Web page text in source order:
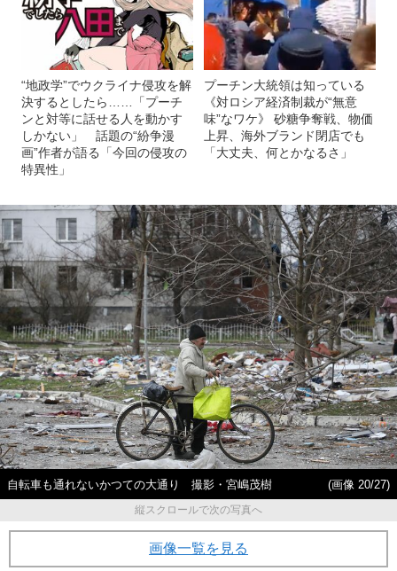
“地政学”でウクライナ侵攻を解
決するとしたら……「プーチ
ンと対等に話せる人を動かす
しかない」 話題の“紛争漫
画”作者が語る「今回の侵攻の
特異性」
プーチン大統領は知っている
《対ロシア経済制裁が“無意
味”なワケ》 砂糖争奪戦、物価
上昇、海外ブランド閉店でも
「大丈夫、何とかなるさ」
自転車も通れないかつての大通り 撮影・宮嶋茂樹
(画像 20/27)
縦スクロールで次の写真へ
画像一覧を見る